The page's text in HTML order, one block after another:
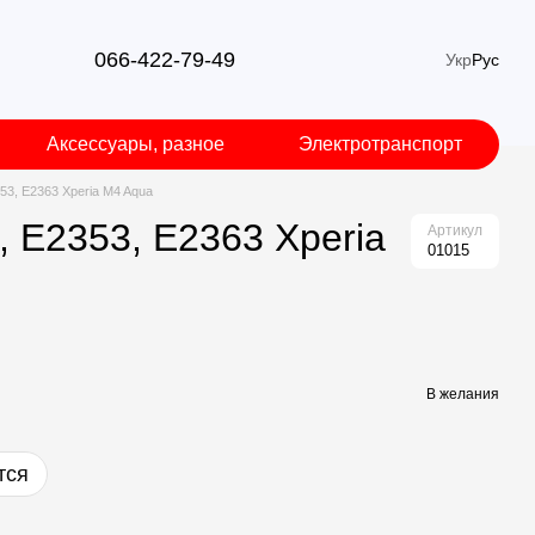
066-422-79-49 УкрРус
Аксессуары, разное Электротранспорт
E2363 Xperia M4 Aqua
E2353, E2363 Xperia
Артикул
01015
В желания